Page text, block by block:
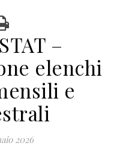
–
elenchi
e
2026